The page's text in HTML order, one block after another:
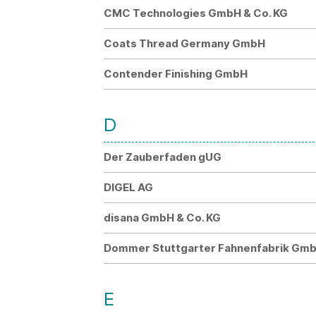
CMC Technologies GmbH & Co. KG
Coats Thread Germany GmbH
Contender Finishing GmbH
D
Der Zauberfaden gUG
DIGEL AG
disana GmbH & Co. KG
Dommer Stuttgarter Fahnenfabrik
E